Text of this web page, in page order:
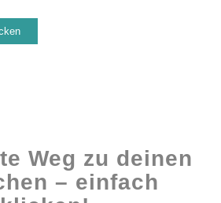
Weg zu deinen
– einfach